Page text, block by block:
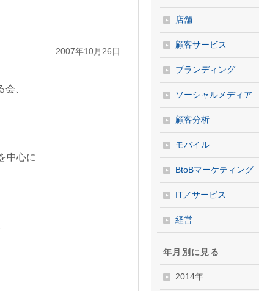
2007年10月26日
、
中心に
店舗
顧客サービス
ブランディング
ソーシャルメディア
顧客分析
モバイル
BtoBマーケティング
IT／サービス
経営
年月別に見る
2014年